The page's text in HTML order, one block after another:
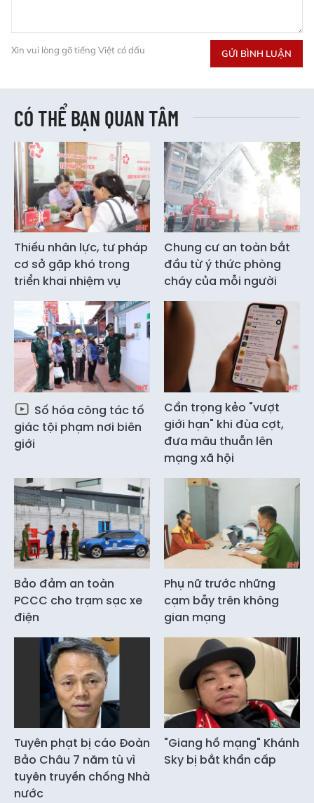
Xin vui lòng gõ tiếng Việt có dấu GỬI BÌNH LUẬN
CÓ THỂ BẠN QUAN TÂM
Thiếu nhân lực, tư pháp
cơ sở gặp khó trong
triển khai nhiệm vụ
Chung cư an toàn bắt
đầu từ ý thức phòng
cháy của mỗi người
Số hóa công tác tố
giác tội phạm nơi biên
giới
Cẩn trọng kẻo "vượt
giới hạn" khi đùa cợt,
đưa mâu thuẫn lên
mạng xã hội
Bảo đảm an toàn
PCCC cho trạm sạc xe
điện
Phụ nữ trước những
cạm bẫy trên không
gian mạng
Tuyên phạt bị cáo Đoàn
Bảo Châu 7 năm tù vì
tuyên truyền chống Nhà
nước
"Giang hồ mạng" Khánh
Sky bị bắt khẩn cấp